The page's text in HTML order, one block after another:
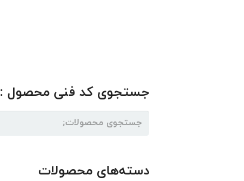
جستجوی کد فنی محصول :
جستجو
برای:
دسته‌های محصولات